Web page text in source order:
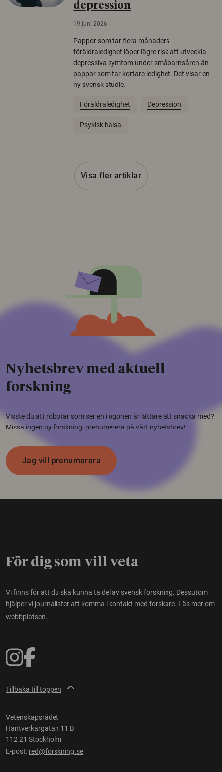
depression
19 juni 2026
Pappor som tar flera månaders
föräldraledighet löper lägre risk att utveckla
depressiva symtom under småbarnsåren än
pappor som tar kortare ledighet. Det visar en
ny svensk studie.
Föräldraledighet Depression
Psykisk hälsa
Visa fler artiklar
Nyhetsbrev med aktuell
forskning
Visste du att robotar som ser en i ögonen är lättare att snacka med?
Missa ingen ny forskning, prenumerera på vårt nyhetsbrev!
Jag vill prenumerera
För dig som vill veta
Vi finns för att du ska kunna ta del av svensk forskning. Dessutom
hjälper vi journalister att komma i kontakt med forskare. Läs mer om
webbplatsen.
Tillbaka till toppen
Vetenskapsrådet
Hantverkargatan 11 B
112 21 Stockholm
E-post: red@forskning.se